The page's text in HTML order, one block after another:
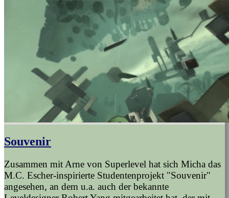
Souvenir
Zusammen mit Arne von Superlevel hat sich Micha das
M.C. Escher-inspirierte Studentenprojekt "Souvenir"
angesehen, an dem u.a. auch der bekannte